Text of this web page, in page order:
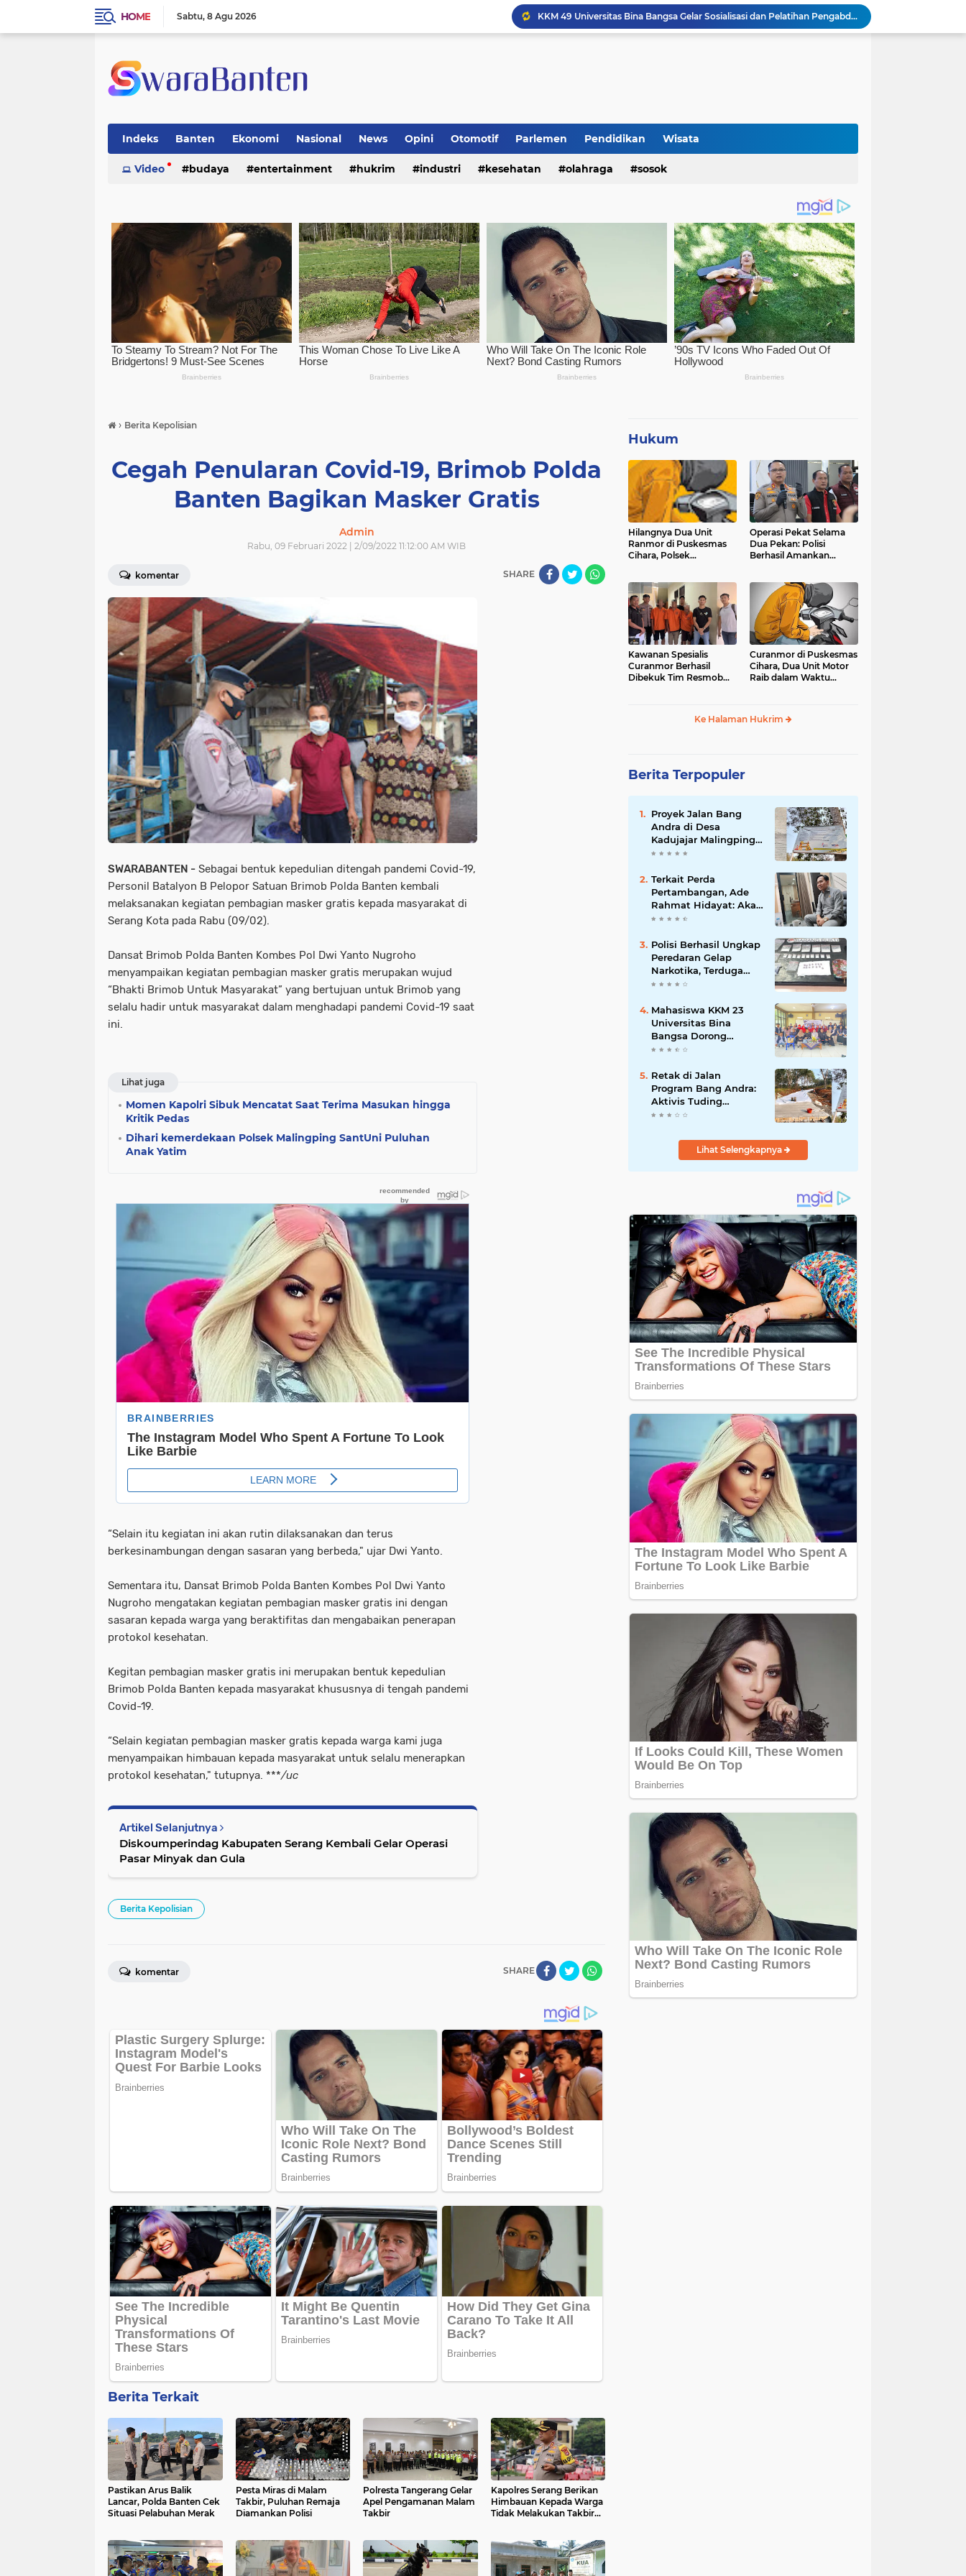
HOME Sabtu 8 Agu 2026
KKM 49 Universitas Bina Bangsa Gelar Sosialisasi dan Pelatihan Pengabdian kepada Masyarakat di Pondok Pesantren Karya Mandiri
Polisi Berhasil Ungkap Peredaran Gelap Narkotika, Terduga Pelaku dan Sejumlah Barang Bukti Diamankan
Sosialisasi Tanaman Obat Keluarga (TOGA), Mahasiswa KKM 49 Universitas Bina Bangsa Dorong Pemanfaatan Pekarangan untuk Kesehatan Keluarga
Indeks Banten Ekonomi Nasional News Opini Otomotif Parlemen Pendidikan Wisata
Video budaya entertainment hukrim industri kesehatan olahraga sosok
› Berita Kepolisian
Cegah Penularan Covid-19, Brimob Polda
Banten Bagikan Masker Gratis
Admin
Rabu, 09 Februari 2022 | 2/09/2022 11:12:00 AM WIB
komentar SHARE
SWARABANTEN - Sebagai bentuk kepedulian ditengah pandemi Covid-19,
Personil Batalyon B Pelopor Satuan Brimob Polda Banten kembali
melaksanakan kegiatan pembagian masker gratis kepada masyarakat di
Serang Kota pada Rabu (09/02).
Dansat Brimob Polda Banten Kombes Pol Dwi Yanto Nugroho
menyampaikan kegiatan pembagian masker gratis merupakan wujud
“Bhakti Brimob Untuk Masyarakat” yang bertujuan untuk Brimob yang
selalu hadir untuk masyarakat dalam menghadapi pandemi Covid-19 saat
ini.
Lihat juga
Momen Kapolri Sibuk Mencatat Saat Terima Masukan hingga
Kritik Pedas
Dihari kemerdekaan Polsek Malingping SantUni Puluhan
Anak Yatim
“Selain itu kegiatan ini akan rutin dilaksanakan dan terus
berkesinambungan dengan sasaran yang berbeda," ujar Dwi Yanto.
Sementara itu, Dansat Brimob Polda Banten Kombes Pol Dwi Yanto
Nugroho mengatakan kegiatan pembagian masker gratis ini dengan
sasaran kepada warga yang beraktifitas dan mengabaikan penerapan
protokol kesehatan.
Kegitan pembagian masker gratis ini merupakan bentuk kepedulian
Brimob Polda Banten kepada masyarakat khususnya di tengah pandemi
Covid-19.
“Selain kegiatan pembagian masker gratis kepada warga kami juga
menyampaikan himbauan kepada masyarakat untuk selalu menerapkan
protokol kesehatan," tutupnya. ***/uc
Artikel Selanjutnya
Diskoumperindag Kabupaten Serang Kembali Gelar Operasi
Pasar Minyak dan Gula
Berita Kepolisian
SHARE
komentar
Berita Terkait
Pastikan Arus Balik
Lancar, Polda Banten Cek
Situasi Pelabuhan Merak
Pesta Miras di Malam
Takbir, Puluhan Remaja
Diamankan Polisi
Polresta Tangerang Gelar
Apel Pengamanan Malam
Takbir
Kapolres Serang Berikan
Himbauan Kepada Warga
Tidak Melakukan Takbiran
Hukum
Hilangnya Dua Unit
Ranmor di Puskesmas
Cihara, Polsek
Operasi Pekat Selama
Dua Pekan: Polisi
Berhasil Amankan
Kawanan Spesialis
Curanmor Berhasil
Dibekuk Tim Resmob
Curanmor di Puskesmas
Cihara, Dua Unit Motor
Raib dalam Waktu
Ke Halaman Hukrim
Berita Terpopuler
Proyek Jalan Bang
Andra di Desa
Kadujajar Malingping
Diduga Asal-asalan
Terkait Perda
Pertambangan, Ade
Rahmat Hidayat: Akan
Berikan Kepastian
Masyarakat dan
Pelaku Usaha
Polisi Berhasil Ungkap
Peredaran Gelap
Narkotika, Terduga
Pelaku dan Sejumlah
Diamankan
Mahasiswa KKM 23
Universitas Bina
Bangsa Dorong
Pemberdayaan
Seminar di Desa
Pelawad
Retak di Jalan
Program Bang Andra:
Aktivis Tuding
Lemahnya
Banten Masih Slow
Lihat Selengkapnya